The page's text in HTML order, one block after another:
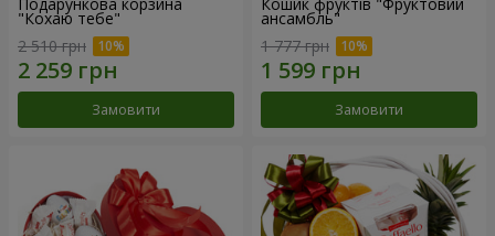
"Кохаю тебе"
2 510 грн
Замовити
ансамбль"
1 777 грн
Замовити